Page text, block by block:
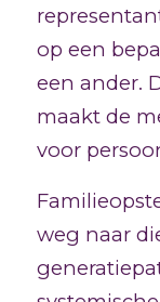
op een
een ander.
maakt de
voor
weg naar